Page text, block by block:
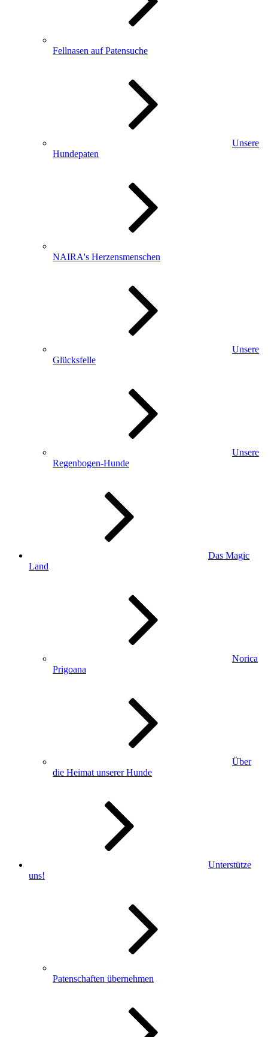
Fellnasen auf Patensuche
Unsere
Hundepaten
NAIRA's Herzensmenschen
Unsere
Glücksfelle
Unsere
Regenbogen-Hunde
Das Magic
Land
Norica
Prigoana
Über
die Heimat unserer Hunde
Unterstütze
uns!
Patenschaften übernehmen